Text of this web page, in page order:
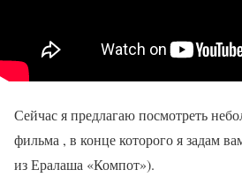
Сейчас я предлагаю посмотреть
фильма , в конце которого я задам
из Ералаша «Компот»).